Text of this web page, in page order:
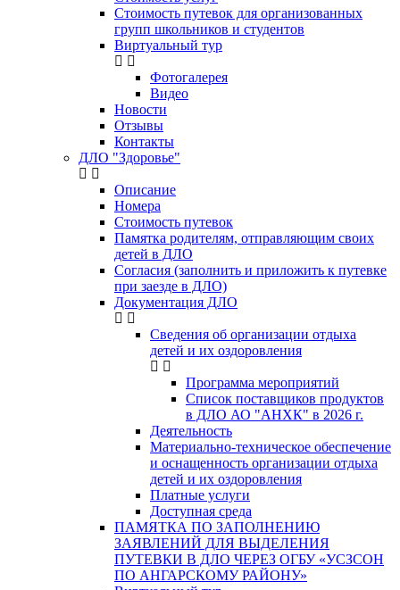
Стоимость путевок для организованных
групп школьников и студентов
Виртуальный тур
Фотогалерея
Видео
Новости
Отзывы
Контакты
ДЛО "Здоровье"
Описание
Номера
Стоимость путевок
Памятка родителям, отправляющим своих
детей в ДЛО
Согласия (заполнить и приложить к путевке
при заезде в ДЛО)
Документация ДЛО
Сведения об организации отдыха
детей и их оздоровления
Программа мероприятий
Список поставщиков продуктов
в ДЛО АО "АНХК" в 2026 г.
Деятельность
Материально-техническое обеспечение
и оснащенность организации отдыха
детей и их оздоровления
Платные услуги
Доступная среда
ПАМЯТКА ПО ЗАПОЛНЕНИЮ
ЗАЯВЛЕНИЙ ДЛЯ ВЫДЕЛЕНИЯ
ПУТЕВКИ В ДЛО ЧЕРЕЗ ОГБУ «УСЗСОН
ПО АНГАРСКОМУ РАЙОНУ»